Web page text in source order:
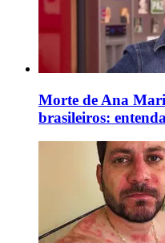
Morte de Ana
brasileiros: